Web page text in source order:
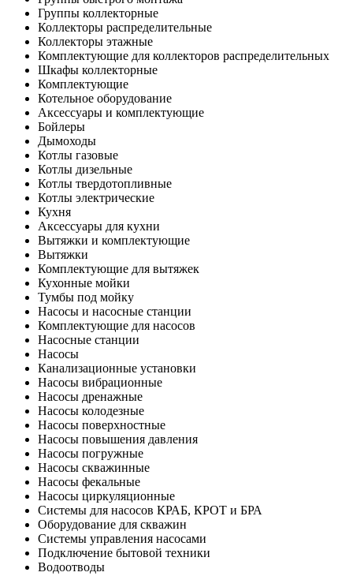
Группы коллекторные
Коллекторы распределительные
Коллекторы этажные
Комплектующие для коллекторов распределительных
Шкафы коллекторные
Комплектующие
Котельное оборудование
Аксессуары и комплектующие
Бойлеры
Дымоходы
Котлы газовые
Котлы дизельные
Котлы твердотопливные
Котлы электрические
Кухня
Аксессуары для кухни
Вытяжки и комплектующие
Вытяжки
Комплектующие для вытяжек
Кухонные мойки
Тумбы под мойку
Насосы и насосные станции
Комплектующие для насосов
Насосные станции
Насосы
Канализационные установки
Насосы вибрационные
Насосы дренажные
Насосы колодезные
Насосы поверхностные
Насосы повышения давления
Насосы погружные
Насосы скважинные
Насосы фекальные
Насосы циркуляционные
Системы для насосов КРАБ, КРОТ и БРА
Оборудование для скважин
Системы управления насосами
Подключение бытовой техники
Водоотводы